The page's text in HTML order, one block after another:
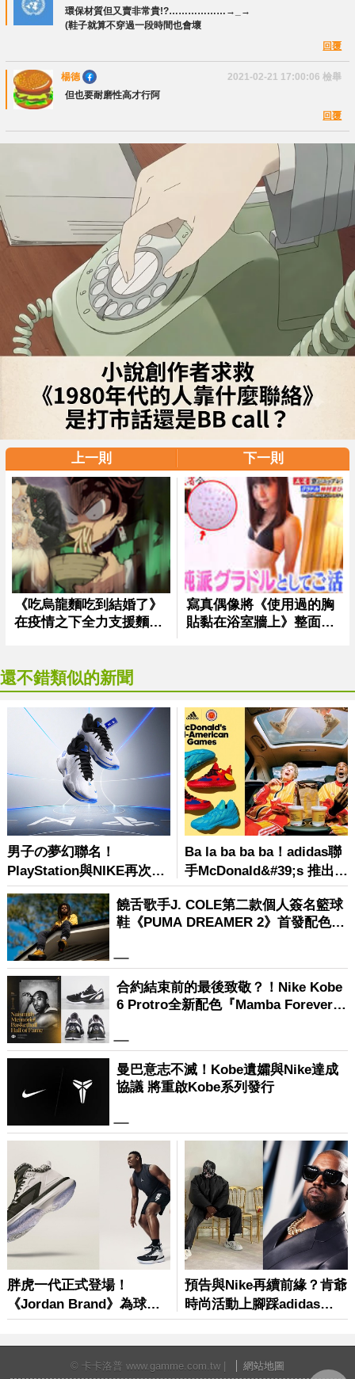
環保材質但又賣非常貴!?………………→_→
(鞋子就算不穿過一段時間也會壞
回覆
楊德 2021-02-21 17:00:06 檢舉
但也要耐磨性高才行阿
回覆
上一則 下一則
還不錯類似的新聞
© 卡卡洛普 www.gamme.com.tw | 網站地圖